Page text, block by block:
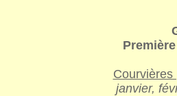
janvier,